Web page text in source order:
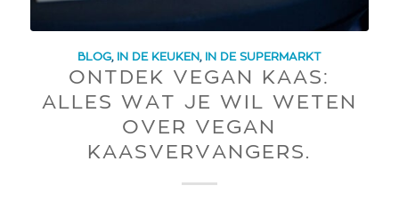
BLOG, IN DE KEUKEN , IN DE SUPERMARKT
ONTDEK VEGAN KAAS:
ALLES WAT JE WIL WETEN
OVER VEGAN
KAASVERVANGERS.